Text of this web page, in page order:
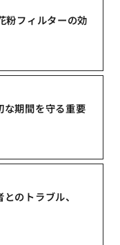
粉フィルターの効
な期間を守る重要
のトラブル、